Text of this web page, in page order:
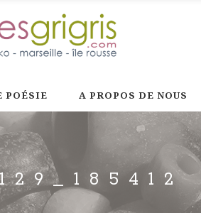
POÉSIE A PROPOS DE NOUS